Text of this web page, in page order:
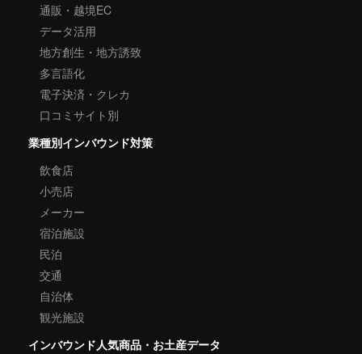
通販・越境EC
データ活用
地方創生・地方誘致
多言語化
電子決済・クレカ
口コミサイト別
業種別インバウンド対策
飲食店
小売店
メーカー
宿泊施設
民泊
交通
自治体
観光施設
インバウンド人気商品・お土産データ